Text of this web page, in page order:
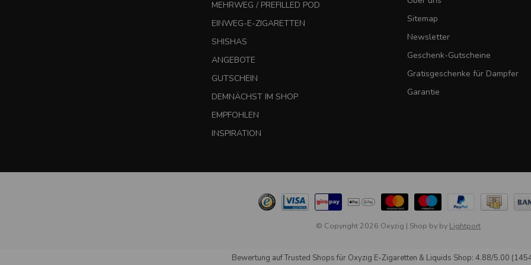
MEHRWEG / PREFILLED POD
EINWEG-E-ZIGARETTEN
SHISHAS
ANGEBOTE
GUTSCHEIN
DEMNÄCHST IM SHOP
EMPFOHLEN
INSPIRATION
Sitemap
Newsletter
Geschenk-Gutscheine
Gratisgeschenke für Dampfer
Garantie
© Copyright 2026 Oxyzig | Shop by by Lightport
Bewertung aufTrusted Shopsfür Oxyzig E-Zigaretten & Liquids Shop: 4.88/5.00